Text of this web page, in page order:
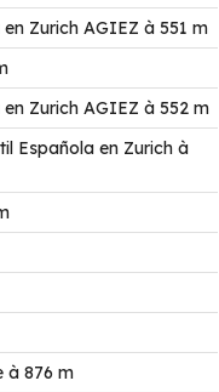
Zurich AGIEZ à 551 m
Zurich AGIEZ à 552 m
Española en Zurich à
à 876 m